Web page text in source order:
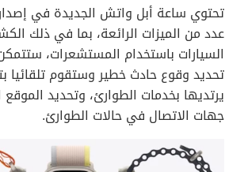
تحتوي ساعة أبل واتش الجديدة في
عدد من الميزات الرائعة، بما في ذلك
السيارات باستخدام المستشعرات،
تحديد وقوع حادث خطير وستقوم تلقائيا
يرتديها بخدمات الطوارئ، وتحديد
جهات الاتصال في حالات الطوارئ.